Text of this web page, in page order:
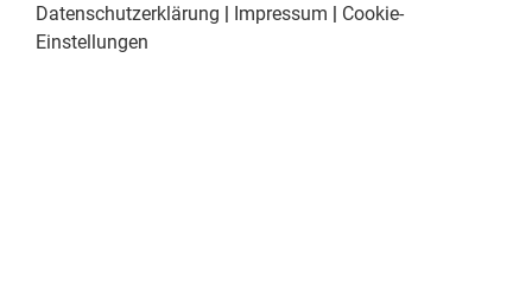
Datenschutzerklärung | Impressum | Cookie-
Einstellungen